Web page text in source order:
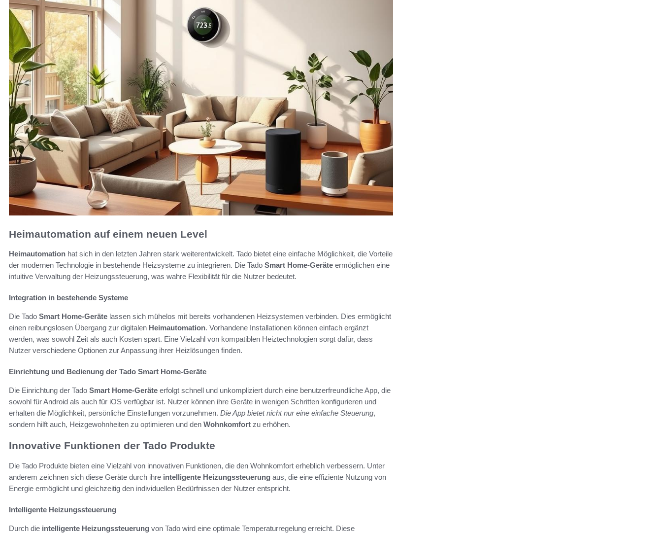
Heimautomation auf einem neuen Level
Heimautomation hat sich in den letzten Jahren stark weiterentwickelt. Tado bietet eine einfache Möglichkeit, die Vorteile
der modernen Technologie in bestehende Heizsysteme zu integrieren. Die Tado Smart Home-Geräte ermöglichen eine
intuitive Verwaltung der Heizungssteuerung, was wahre Flexibilität für die Nutzer bedeutet.
Integration in bestehende Systeme
Die Tado Smart Home-Geräte lassen sich mühelos mit bereits vorhandenen Heizsystemen verbinden. Dies ermöglicht
einen reibungslosen Übergang zur digitalen Heimautomation. Vorhandene Installationen können einfach ergänzt
werden, was sowohl Zeit als auch Kosten spart. Eine Vielzahl von kompatiblen Heiztechnologien sorgt dafür, dass
Nutzer verschiedene Optionen zur Anpassung ihrer Heizlösungen finden.
Einrichtung und Bedienung der Tado Smart Home-Geräte
Die Einrichtung der Tado Smart Home-Geräte erfolgt schnell und unkompliziert durch eine benutzerfreundliche App, die
sowohl für Android als auch für iOS verfügbar ist. Nutzer können ihre Geräte in wenigen Schritten konfigurieren und
erhalten die Möglichkeit, persönliche Einstellungen vorzunehmen. Die App bietet nicht nur eine einfache Steuerung,
sondern hilft auch, Heizgewohnheiten zu optimieren und den Wohnkomfort zu erhöhen.
Innovative Funktionen der Tado Produkte
Die Tado Produkte bieten eine Vielzahl von innovativen Funktionen, die den Wohnkomfort erheblich verbessern. Unter
anderem zeichnen sich diese Geräte durch ihre intelligente Heizungssteuerung aus, die eine effiziente Nutzung von
Energie ermöglicht und gleichzeitig den individuellen Bedürfnissen der Nutzer entspricht.
Intelligente Heizungssteuerung
Durch die intelligente Heizungssteuerung von Tado wird eine optimale Temperaturregelung erreicht. Diese